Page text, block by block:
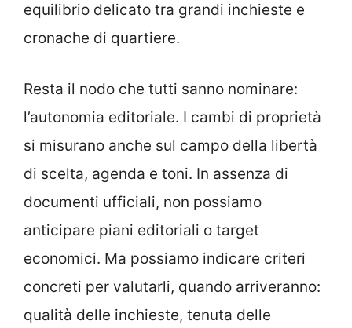
equilibrio delicato tra grandi inchieste e
cronache di quartiere.
Resta il nodo che tutti sanno nominare:
l’autonomia editoriale. I cambi di proprietà
si misurano anche sul campo della libertà
di scelta, agenda e toni. In assenza di
documenti ufficiali, non possiamo
anticipare piani editoriali o target
economici. Ma possiamo indicare criteri
concreti per valutarli, quando arriveranno:
qualità delle inchieste, tenuta delle